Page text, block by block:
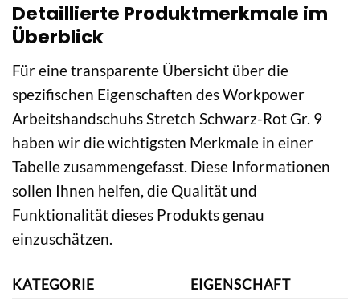
Detaillierte Produktmerkmale im
Überblick
Für eine transparente Übersicht über die
spezifischen Eigenschaften des Workpower
Arbeitshandschuhs Stretch Schwarz-Rot Gr. 9
haben wir die wichtigsten Merkmale in einer
Tabelle zusammengefasst. Diese Informationen
sollen Ihnen helfen, die Qualität und
Funktionalität dieses Produkts genau
einzuschätzen.
KATEGORIE EIGENSCHAFT